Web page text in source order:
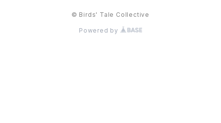
© Birds' Tale Collective
Powered by